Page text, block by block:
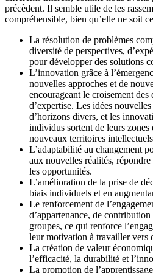
précèdent. Il semble utile de les
compréhensible, bien qu’elle ne soit
La résolution de problèmes
diversité de perspectives,
pour développer des solutions
L’innovation grâce à
nouvelles approches et de
encourageant le croisement
d’expertise. Les idées
d’horizons divers, et les
individus sortent de leurs
nouveaux territoires
L’adaptabilité au changement
aux nouvelles réalités,
les opportunités.
L’amélioration de la prise de
biais individuels et en
Le renforcement de
d’appartenance, de
groupes, ce qui renforce
leur motivation à travailler vers
La création de valeur
l’efficacité, la durabilité et
La promotion de